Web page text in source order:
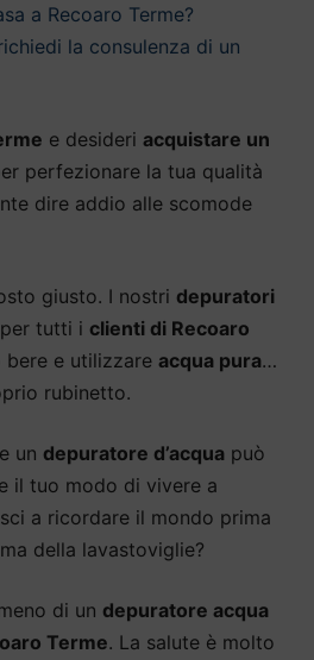
a Recoaro Terme?
la consulenza di un
e desideri acquistare un
perfezionare la tua qualità
dire addio alle scomode
giusto. I nostri depuratori
tutti i clienti di Recoaro
bere e utilizzare acqua pura…
rubinetto.
un depuratore d’acqua può
il tuo modo di vivere a
a ricordare il mondo prima
della lavastoviglie?
di un depuratore acqua
Terme. La salute è molto